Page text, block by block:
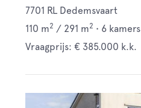
7701 RL Dedemsvaart
110 m2 / 291 m2 • 6 kamers
Vraagprijs: € 385.000 k.k.